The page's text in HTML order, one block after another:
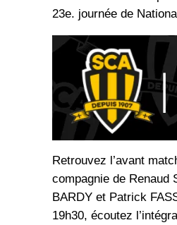
23e. journée de
Retrouvez l’avant
compagnie de Renaud
BARDY et Patrick
19h30, écoutez